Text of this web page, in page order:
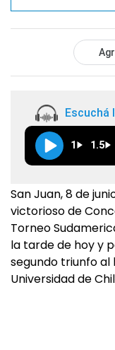
Escuchá
1 1.5
San Juan, 8 de
victorioso de
Torneo
la tarde de hoy y
segundo triunfo al
Universidad de